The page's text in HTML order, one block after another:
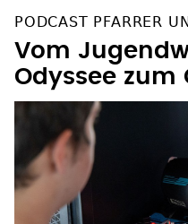
PODCAST PFARRER
Vom
Odyssee zum